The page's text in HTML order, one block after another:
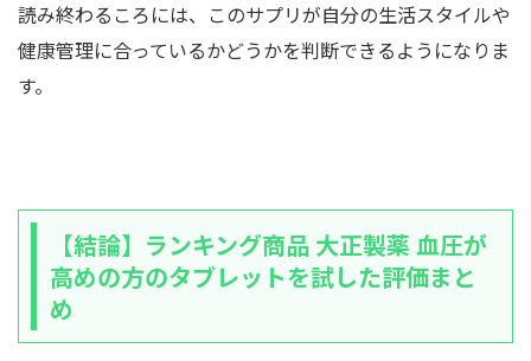
読み終わるころには、このサプリが自分の生活スタイルや
健康管理に合っているかどうかを判断できるようになりま
す。
【結論】ランキング商品 大正製薬 血圧が
高めの方のタブレットを試した評価まと
め